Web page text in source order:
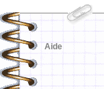
Aide